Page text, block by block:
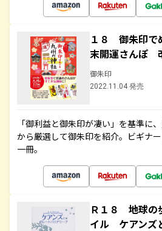
１８ 御朱印で
末開運さんぽ
御朱印
2022.11.04 発売
「御利益と御朱印が凄い」を基準に
から厳選して御朱印を紹介。ビギナ
一冊。
Ｒ１８ 地球の
イル ケアンズ